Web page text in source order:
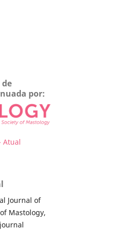
por:
Atual
Journal of
Mastology,